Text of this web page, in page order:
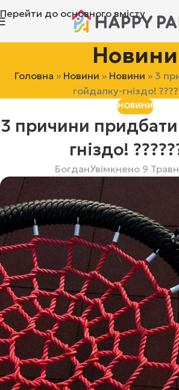
Перейти до основного вмісту
Новини
Головна » Новини » Новини » 3
гойдалку-гніздо!
НОВИНИ
3 причини
гніздо!
БогданУвімкнено 9